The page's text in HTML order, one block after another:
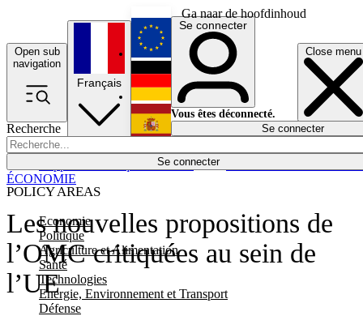
Ga naar de hoofdinhoud
Open sub
navigation
Close menu
Recherche
Se connecter
POLICY AREAS
Economie
Politique
Agriculture et Alimentation
Santé
Technologies
Energie, Environnement et Transport
Défense
Économie
Français
English
Deutsch
Español
Se connecter
Vous êtes déconnecté.
Se connecter
Les nouvelles propositions de
l’OMC critiquées au sein de
l’UE
ÉCONOMIE